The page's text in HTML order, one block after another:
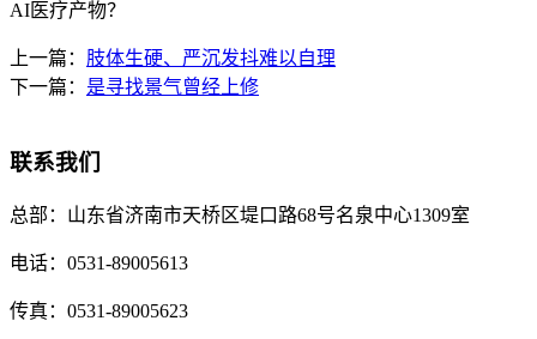
AI医疗产物？
上一篇： 肢体生硬、严沉发抖难以自理
下一篇： 是寻找景气曾经上修
联系我们
总部： 山东省济南市天桥区堤口路68号名泉中心1309室
电话： 0531-89005613
传真： 0531-89005623